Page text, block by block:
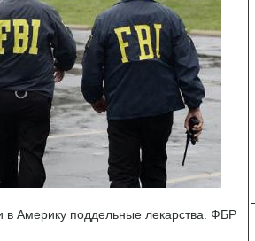
в Америку поддельные лекарства. ФБР